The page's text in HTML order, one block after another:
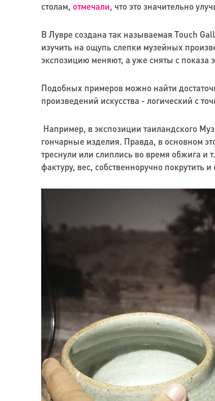
столам, отмечали, что это значительно
В Лувре создана так называемая Touch
изучить на ощупь слепки музейных
экспозицию меняют, а уже сняты с показа
Подобных примеров можно найти
произведений искусства - логический с
Например, в экспозиции таиландского
гончарные изделия. Правда, в основном
треснули или слиплись во время обжига и
фактуру, вес, собственноручно покрутить